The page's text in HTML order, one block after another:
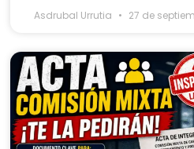
Asdrubal Urrutia 27 de